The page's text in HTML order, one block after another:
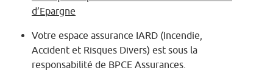
d’Epargne
Votre espace assurance IARD (Incendie,
Accident et Risques Divers) est sous la
responsabilité de BPCE Assurances.